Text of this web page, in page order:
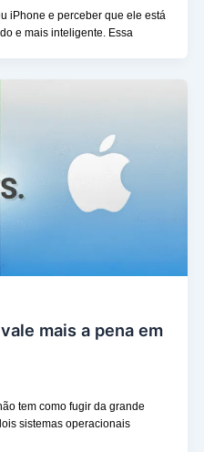
iPhone e perceber que ele está
e mais inteligente. Essa
mais a pena em
tem como fugir da grande
sistemas operacionais